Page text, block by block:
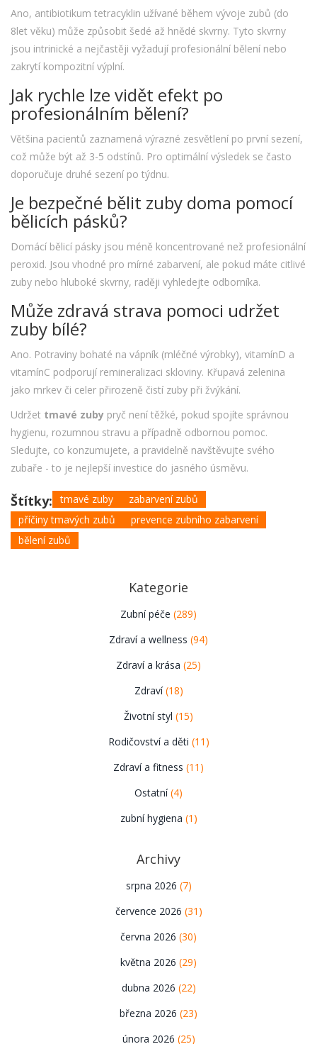
Ano, antibiotikum tetracyklin užívané během vývoje zubů (do
8let věku) může způsobit šedé až hnědé skvrny. Tyto skvrny
jsou intrinické a nejčastěji vyžadují profesionální bělení nebo
zakrytí kompozitní výplní.
Jak rychle lze vidět efekt po
profesionálním bělení?
Většina pacientů zaznamená výrazné zesvětlení po první sezení,
což může být až 3-5 odstínů. Pro optimální výsledek se často
doporučuje druhé sezení po týdnu.
Je bezpečné bělit zuby doma pomocí
bělicích pásků?
Domácí bělicí pásky jsou méně koncentrované než profesionální
peroxid. Jsou vhodné pro mírné zabarvení, ale pokud máte citlivé
zuby nebo hluboké skvrny, raději vyhledejte odborníka.
Může zdravá strava pomoci udržet
zuby bílé?
Ano. Potraviny bohaté na vápník (mléčné výrobky), vitamínD a
vitamínC podporují remineralizaci skloviny. Křupavá zelenina
jako mrkev či celer přirozeně čistí zuby při žvýkání.
Udržet tmavé zuby pryč není těžké, pokud spojíte správnou
hygienu, rozumnou stravu a případně odbornou pomoc.
Sledujte, co konzumujete, a pravidelně navštěvujte svého
zubaře - to je nejlepší investice do jasného úsměvu.
Štítky: tmavé zuby
zabarvení zubů
příčiny tmavých zubů
prevence zubního zabarvení
bělení zubů
Kategorie
Zubní péče (289)
Zdraví a wellness (94)
Zdraví a krása (25)
Zdraví(18)
Životní styl (15)
Rodičovství a děti (11)
Zdraví a fitness (11)
Ostatní(4)
zubní hygiena (1)
Archivy
srpna 2026 (7)
července 2026 (31)
června 2026 (30)
května 2026 (29)
dubna 2026 (22)
března 2026 (23)
února 2026 (25)